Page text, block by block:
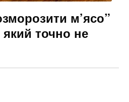
м’ясо”
точно не